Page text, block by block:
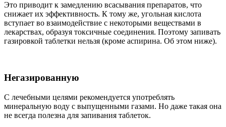
Это приводит к замедлению всасывания препаратов, что
снижает их эффективность. К тому же, угольная кислота
вступает во взаимодействие с некоторыми веществами в
лекарствах, образуя токсичные соединения. Поэтому запивать
газировкой таблетки нельзя (кроме аспирина. Об этом ниже).
Негазированную
С лечебными целями рекомендуется употреблять
минеральную воду с выпущенными газами. Но даже такая она
не всегда полезна для запивания таблеток.